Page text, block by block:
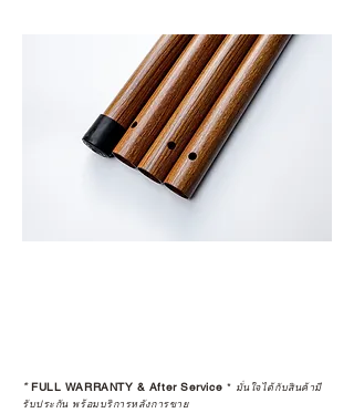
*FULL WARRANTY & After Service * มั่นใจได้กับสินค้ามี
รับประกัน พร้อมบริการหลังการขาย